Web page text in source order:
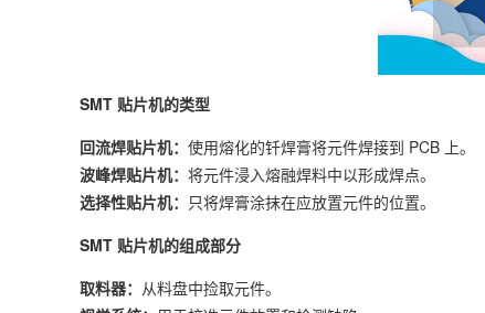
SMT 贴片机的类型
回流焊贴片机： 使用熔化的钎焊膏将元件焊接到 PCB 上。
波峰焊贴片机： 将元件浸入熔融焊料中以形成焊点。
选择性贴片机： 只将焊膏涂抹在应放置元件的位置。
SMT 贴片机的组成部分
取料器： 从料盘中捡取元件。